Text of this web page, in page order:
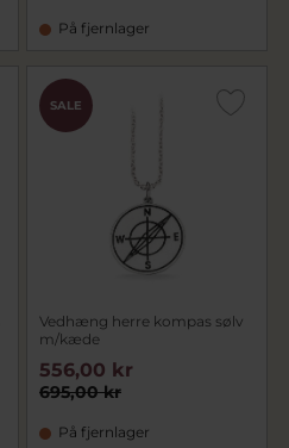
På fjernlager
SALE
Vedhæng herre kompas sølv
m/kæde
695,00 kr
556,00 kr
På fjernlager